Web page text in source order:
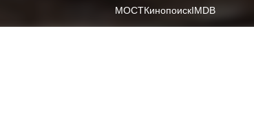
МОСТКинопоискIMDB